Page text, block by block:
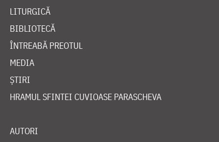
LITURGICĂ
BIBLIOTECĂ
ÎNTREABĂ PREOTUL
MEDIA
ȘTIRI
HRAMUL SFINTEI CUVIOASE PARASCHEVA
AUTORI